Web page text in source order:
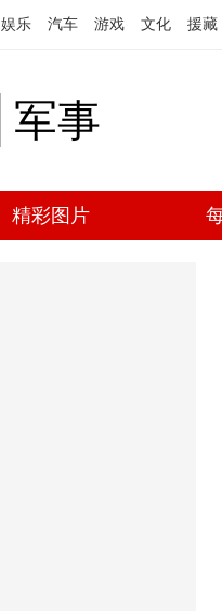
娱乐 汽车 游戏 文化 援藏
军事
精彩图片